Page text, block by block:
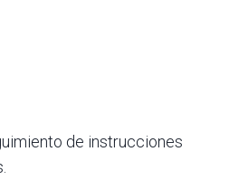
de instrucciones